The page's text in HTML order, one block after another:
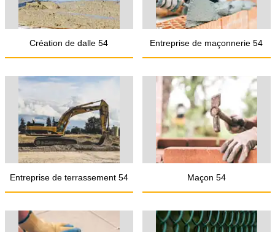
Création de dalle 54 Entreprise de maçonnerie 54
Entreprise de terrassement 54 Maçon 54